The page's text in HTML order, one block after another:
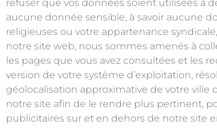
refuser que vos données soient utilisées à
aucune donnée sensible, à savoir aucune
religieuses ou votre appartenance
notre site web, nous sommes amenés à
les pages que vous avez consultées et les
version de votre système d’exploitation,
géolocalisation approximative de votre ville
notre site afin de le rendre plus pertinent,
publicitaires sur et en dehors de notre site